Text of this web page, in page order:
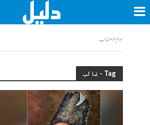
ہوم<<غالب
Tag - غالب